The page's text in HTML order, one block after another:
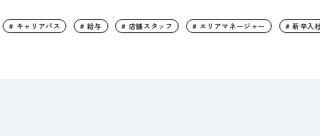
# キャリアパス # 給与 # 店舗スタッフ # エリアマネージャー # 新卒入